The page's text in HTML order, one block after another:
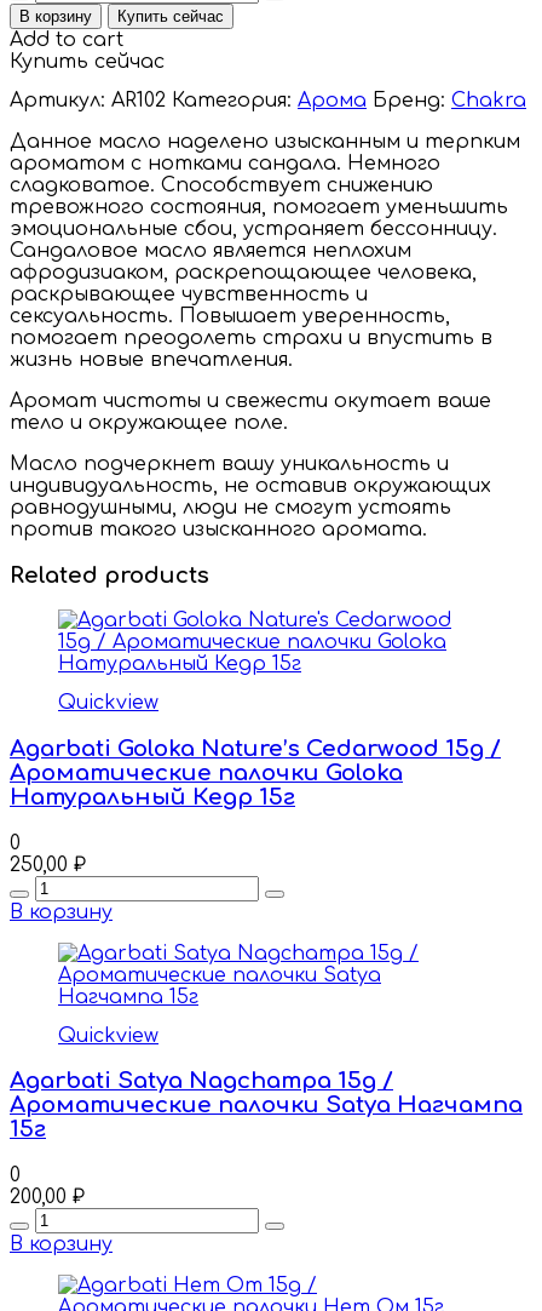
В корзину Купить сейчас
Add to cart
Купить сейчас
Артикул: AR102 Категория: Арома Бренд: Chakra
Данное масло наделено изысканным и терпким
ароматом с нотками сандала. Немного
сладковатое. Способствует снижению
тревожного состояния, помогает уменьшить
эмоциональные сбои, устраняет бессонницу.
Сандаловое масло является неплохим
афродизиаком, раскрепощающее человека,
раскрывающее чувственность и
сексуальность. Повышает уверенность,
помогает преодолеть страхи и впустить в
жизнь новые впечатления.
Аромат чистоты и свежести окутает ваше
тело и окружающее поле.
Масло подчеркнет вашу уникальность и
индивидуальность, не оставив окружающих
равнодушными, люди не смогут устоять
против такого изысканного аромата.
Related products
Quickview
Agarbati Goloka Nature’s Cedarwood 15g /
Ароматические палочки Goloka
Натуральный Кедр 15г
0
250,00 ₽
Quantity
В корзину
Quickview
Agarbati Satya Nagchampa 15g /
Ароматические палочки Satya Нагчампа
15г
0
200,00 ₽
Quantity
В корзину